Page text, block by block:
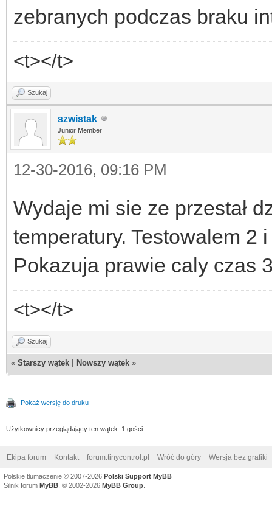
zebranych podczas braku
<t></t>
Szukaj
szwistak
Junior Member
12-30-2016, 09:16 PM
Wydaje mi sie ze przestał
temperatury. Testowalem 2
Pokazuja prawie caly czas
<t></t>
Szukaj
« Starszy wątek Nowszy wątek »
Pokaż wersję do druku
Użytkownicy przeglądający ten wątek: 1 gości
Ekipa forum Kontakt forum.tinycontrol.pl Wróć do góry Wersja bez grafiki
Polskie tłumaczenie © 2007-2026 Polski Support MyBB
Silnik forum MyBB , © 2002-2026 MyBB Group